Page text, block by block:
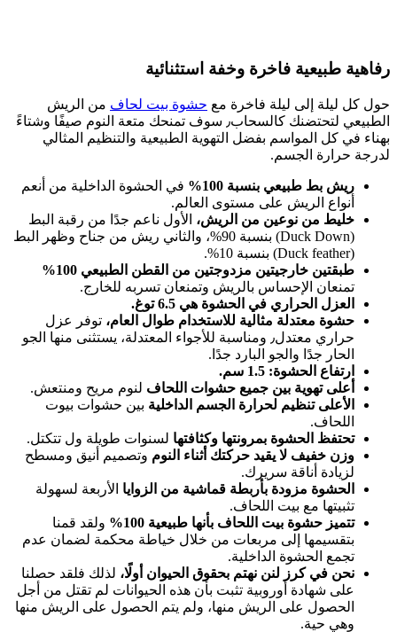
رفاهية طبيعية فاخرة وخفة استثنائية
حول كل ليلة إلى ليلة فاخرة مع حشوة بيت لحاف من الريش
الطبيعي لتحتضنك كالسحاب٫ سوف تمنحك متعة النوم صيفًا وشتاءً
بهناء في كل المواسم بفضل التهوية الطبيعية والتنظيم المثالي
لدرجة حرارة الجسم.
ريش بط طبيعي بنسبة 100%
في الحشوة الداخلية من أنعم
أنواع الريش على مستوى العالم.
خليط من نوعين من الريش، الأول ناعم جدًا من رقبة البط
(Duck Down) بنسبة 90%، والثاني ريش من جناح وظهر البط
(Duck feather) بنسبة 10%.
طبقتين خارجيتين مزدوجتين من القطن الطبيعي 100%
تمنعان الإحساس بالريش وتمنعان تسربه للخارج.
العزل الحراري في الحشوة هي 6.5 توغ.
حشوة معتدلة مثالية للاستخدام طوال العام، توفر عزل
حراري معتدل٫ ومناسبة للأجواء المعتدلة، يستثنى منها الجو
الحار جدًا والجو البارد جدًا.
ارتفاع الحشوة: 1.5 سم.
أعلى تهوية بين جميع حشوات اللحاف لنوم مريح ومنتعش.
الأعلى تنظيم لحرارة الجسم الداخلية بين حشوات بيوت
اللحاف.
تحتفظ الحشوة بمرونتها وكثافتها لسنوات طويلة ول تتكتل.
وزن خفيف لا يقيد حركتك أثناء النوم وتصميم أنيق ومسطح
لزيادة أناقة سريرك.
الحشوة مزودة بأربطة قماشية من الزوايا الأربعة لسهولة
تثبيتها مع بيت اللحاف.
تتميز حشوة بيت اللحاف بأنها طبيعية 100%
ولقد قمنا
بتقسيمها إلى مربعات من خلال خياطة محكمة لضمان عدم
تجمع الحشوة الداخلية.
نحن في كرز لنن نهتم بحقوق الحيوان أولًا، لذلك فلقد حصلنا
على شهادة أوروبية تثبت بأن هذه الحيوانات لم تقتل من أجل
الحصول على الريش منها، ولم يتم الحصول على الريش منها
وهي حية.